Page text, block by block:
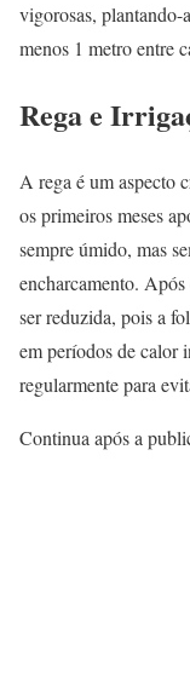
vigorosas, plantando-
menos 1 metro entre
Rega e
A rega é um aspecto
os primeiros meses
sempre úmido, mas
encharcamento.
ser reduzida, pois a
em períodos de calor
regularmente para
Continua após a